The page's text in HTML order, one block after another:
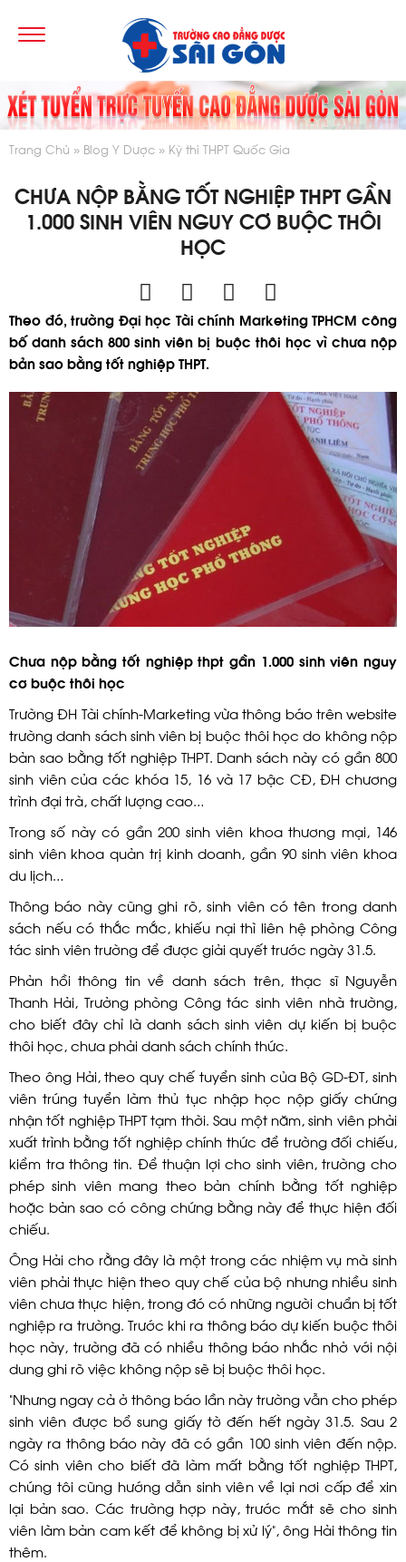
Trang Chủ Blog Y Dược Kỳ thi THPT Quốc Gia
CHƯA NỘP BẰNG TỐT NGHIỆP THPT GẦN
1.000 SINH VIÊN NGUY CƠ BUỘC THÔI
HỌC
Theo đó, trường Đại học Tài chính Marketing TPHCM công
bố danh sách 800 sinh viên bị buộc thôi học vì chưa nộp
bản sao bằng tốt nghiệp THPT.
Chưa nộp bằng tốt nghiệp thpt gần 1.000 sinh viên nguy
cơ buộc thôi học
Trường ĐH Tài chính-Marketing vừa thông báo trên website
trường danh sách sinh viên bị buộc thôi học do không nộp
bản sao bằng tốt nghiệp THPT. Danh sách này có gần 800
sinh viên của các khóa 15, 16 và 17 bậc CĐ, ĐH chương
trình đại trà, chất lượng cao…
Trong số này có gần 200 sinh viên khoa thương mại, 146
sinh viên khoa quản trị kinh doanh, gần 90 sinh viên khoa
du lịch…
Thông báo này cũng ghi rõ, sinh viên có tên trong danh
sách nếu có thắc mắc, khiếu nại thì liên hệ phòng Công
tác sinh viên trường để được giải quyết trước ngày 31.5.
Phản hồi thông tin về danh sách trên, thạc sĩ Nguyễn
Thanh Hải, Trưởng phòng Công tác sinh viên nhà trường,
cho biết đây chỉ là danh sách sinh viên dự kiến bị buộc
thôi học, chưa phải danh sách chính thức.
Theo ông Hải, theo quy chế tuyển sinh của Bộ GD-ĐT, sinh
viên trúng tuyển làm thủ tục nhập học nộp giấy chứng
nhận tốt nghiệp THPT tạm thời. Sau một năm, sinh viên phải
xuất trình bằng tốt nghiệp chính thức để trường đối chiếu,
kiểm tra thông tin. Để thuận lợi cho sinh viên, trường cho
phép sinh viên mang theo bản chính bằng tốt nghiệp
hoặc bản sao có công chứng bằng này để thực hiện đối
chiếu.
Ông Hải cho rằng đây là một trong các nhiệm vụ mà sinh
viên phải thực hiện theo quy chế của bộ nhưng nhiều sinh
viên chưa thực hiện, trong đó có những người chuẩn bị tốt
nghiệp ra trường. Trước khi ra thông báo dự kiến buộc thôi
học này, trường đã có nhiều thông báo nhắc nhở với nội
dung ghi rõ việc không nộp sẽ bị buộc thôi học.
“Nhưng ngay cả ở thông báo lần này trường vẫn cho phép
sinh viên được bổ sung giấy tờ đến hết ngày 31.5. Sau 2
ngày ra thông báo này đã có gần 100 sinh viên đến nộp.
Có sinh viên cho biết đã làm mất bằng tốt nghiệp THPT,
chúng tôi cũng hướng dẫn sinh viên về lại nơi cấp để xin
lại bản sao. Các trường hợp này, trước mắt sẽ cho sinh
viên làm bản cam kết để không bị xử lý”, ông Hải thông tin
thêm.